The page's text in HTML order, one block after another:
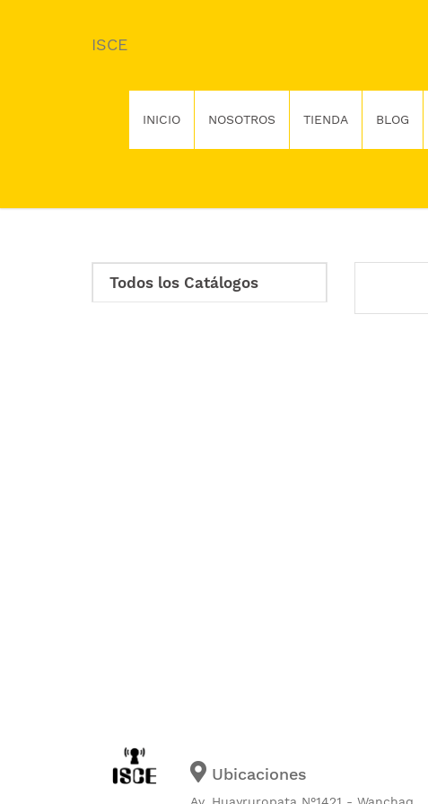
ISCE
INICIO NOSOTROS TIENDA BLOG
Todos los Catálogos
Ubicaciones